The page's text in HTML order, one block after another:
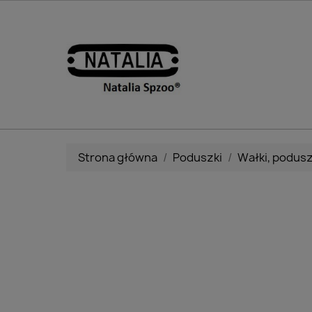
Strona główna Poduszki Wałki,